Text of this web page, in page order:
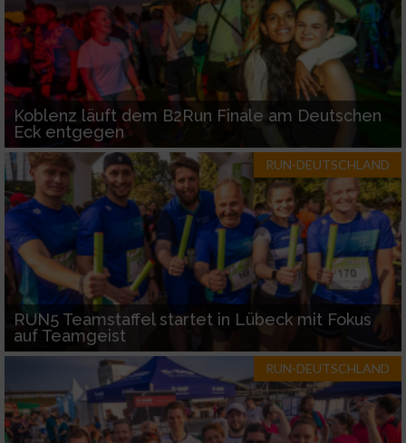
Koblenz läuft dem B2Run Finale am Deutschen
Eck entgegen
RUN-DEUTSCHLAND
RUN5 Teamstaffel startet in Lübeck mit Fokus
auf Teamgeist
RUN-DEUTSCHLAND